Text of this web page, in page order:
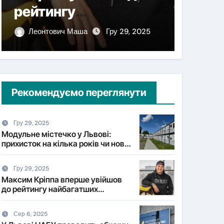
рейтингу
найбагатших
українців NV
Леонтович Маша Гру 29, 2025
Рекомендуємо переглянути
Гру 29, 2025
Модульне містечко у Львові:
прихисток на кілька років чи нова
форма постійного житла?
Гру 29, 2025
Максим Кріппа вперше увійшов
до рейтингу найбагатших
українців NV
Сер 6, 2025